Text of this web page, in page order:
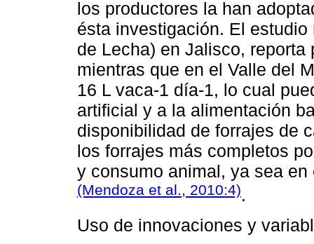
los productores la han
ésta investigación. El
de Lecha) en Jalisco,
mientras que en el Valle del
16 L vaca-1 día-1, lo cual
artificial y a la alimentación
disponibilidad de forrajes de
los forrajes más completos
y consumo animal, ya sea
(Mendoza et al., 2010:4).
Uso de innovaciones y